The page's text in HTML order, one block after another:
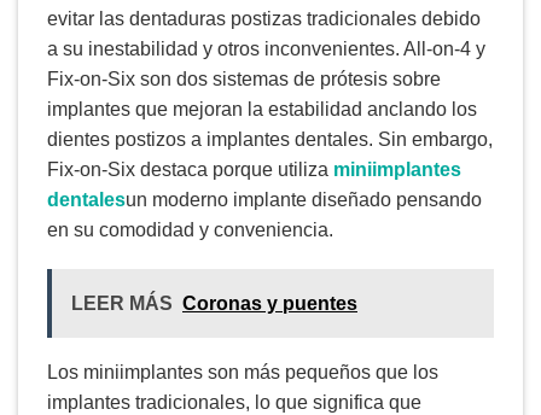
evitar las dentaduras postizas tradicionales debido
a su inestabilidad y otros inconvenientes. All-on-4 y
Fix-on-Six son dos sistemas de prótesis sobre
implantes que mejoran la estabilidad anclando los
dientes postizos a implantes dentales. Sin embargo,
Fix-on-Six destaca porque utiliza miniimplantes
dentalesun moderno implante diseñado pensando
en su comodidad y conveniencia.
LEER MÁS Coronas y puentes
Los miniimplantes son más pequeños que los
implantes tradicionales, lo que significa que